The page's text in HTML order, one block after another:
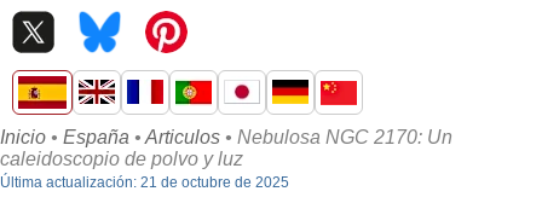
Inicio • España • Articulos • Nebulosa NGC 2170: Un
caleidoscopio de polvo y luz
Última actualización: 21 de octubre de 2025